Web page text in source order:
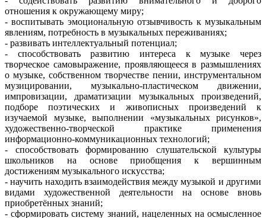
отношения к окружающему миру;
- воспитывать эмоциональную отзывчивость к музыкальным
явлениям, потребность в музыкальных переживаниях;
- развивать интеллектуальный потенциал;
- способствовать развитию интереса к музыке через
творческое самовыражение, проявляющееся в размышлениях
о музыке, собственном творчестве пении, инструментальном
музицировании, музыкально-пластическом движении,
импровизации, драматизации музыкальных произведений,
подборе поэтических и живописных произведений к
изучаемой музыке, выполнении «музыкальных рисунков»,
художественно-творческой практике применения
информационно-коммуникационных технологий;
- способствовать формированию слушательской культуры
школьников на основе приобщения к вершинным
достижениям музыкального искусства;
- научить находить взаимодействия между музыкой и другими
видами художественной деятельности на основе вновь
приобретённых знаний;
- сформировать систему знаний, нацеленных на осмысленное